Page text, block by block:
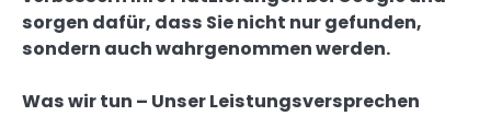
sorgen dafür, dass Sie nicht nur gefunden,
sondern auch wahrgenommen werden.
Was wir tun – Unser Leistungsversprechen